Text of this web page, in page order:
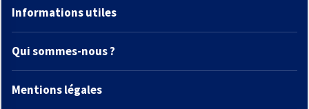
Informations utiles
Qui sommes-nous ?
Mentions légales